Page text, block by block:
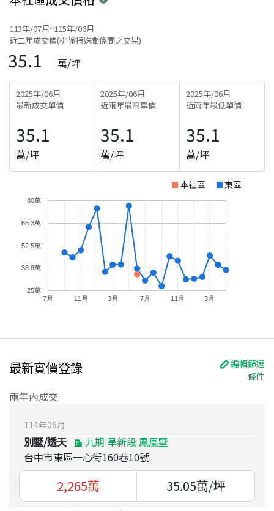
113年/07月~115年/06月
近二年成交價(排除特殊關係間之交易)
35.1 萬/坪
2025年/06月
最新成交單價
35.1
萬/坪
2025年/06月
近兩年最高單價
35.1
萬/坪
2025年/06月
近兩年最低單價
35.1
萬/坪
本社區 東區
7月 11月 3月 7月 11月 3月
25萬
38.8萬
52.5萬
66.3萬
80萬
最新實價登錄
編輯篩選
條件
兩年內成交
114年06月
別墅/透天
九期 旱新段 鳳凰墅
台中市東區一心街160巷10號
2,265萬 35.05萬/坪